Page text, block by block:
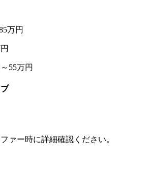
万円
55万円
ァー時に詳細確認ください。